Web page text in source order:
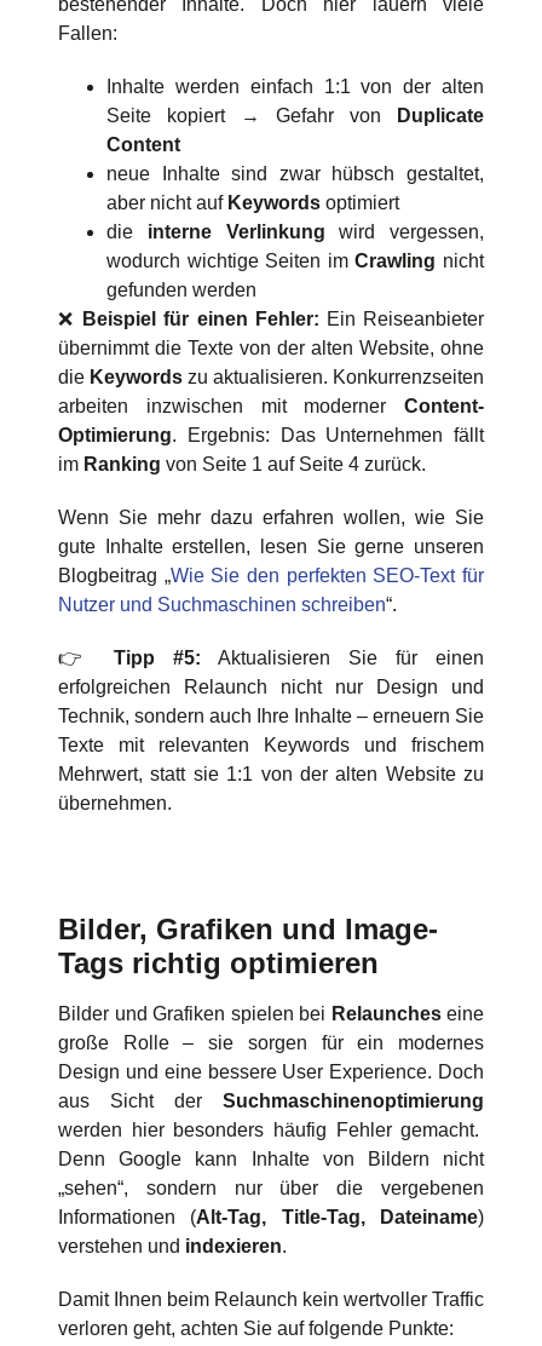
bestehender Inhalte. Doch hier lauern viele
Fallen:
Inhalte werden einfach 1:1 von der alten
Seite kopiert → Gefahr von
Duplicate
Content
neue Inhalte sind zwar hübsch gestaltet,
aber nicht auf Keywords optimiert
die interne Verlinkung wird vergessen,
wodurch wichtige Seiten imCrawling nicht
gefunden werden
❌
Beispiel für einen Fehler: Ein Reiseanbieter
übernimmt die Texte von der alten Website, ohne
die Keywords zu aktualisieren. Konkurrenzseiten
arbeiten inzwischen mit moderner Content-
Optimierung. Ergebnis: Das Unternehmen fällt
im Ranking von Seite 1 auf Seite 4 zurück.
Wenn Sie mehr dazu erfahren wollen, wie Sie
gute Inhalte erstellen, lesen Sie gerne unseren
Blogbeitrag „Wie Sie den perfekten SEO-Text für
Nutzer und Suchmaschinen schreiben“.
👉 Tipp #5:Aktualisieren Sie für einen
erfolgreichen Relaunch nicht nur Design und
Technik, sondern auch Ihre Inhalte – erneuern Sie
Texte mit relevanten Keywords und frischem
Mehrwert, statt sie 1:1 von der alten Website zu
übernehmen.
Bilder, Grafiken und Image-
Tags richtig optimieren
Bilder und Grafiken spielen bei Relauncheseine
große Rolle – sie sorgen für ein modernes
Design und eine bessere User Experience. Doch
aus Sicht der Suchmaschinenoptimierung
werden hier besonders häufig Fehler gemacht.
Denn Google kann Inhalte von Bildern nicht
„sehen“, sondern nur über die vergebenen
Informationen (Alt-Tag, Title-Tag, Dateiname)
verstehen und indexieren.
Damit Ihnen beim Relaunch kein wertvoller Traffic
verloren geht, achten Sie auf folgende Punkte: